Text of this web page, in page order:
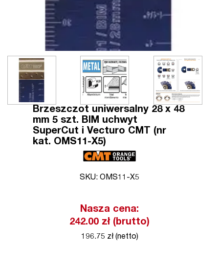
Brzeszczot uniwersalny 28 x 48
mm 5 szt. BIM uchwyt
SuperCut i Vecturo CMT (nr
kat. OMS11-X5)
SKU: OMS11-X5
Nasza cena:
242.00 zł (brutto)
196.75 zł (netto)